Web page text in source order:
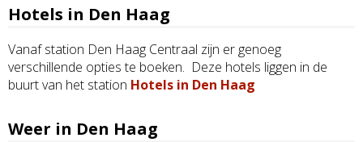
Hotels in Den Haag
Vanaf station Den Haag Centraal zijn er genoeg
verschillende opties te boeken. Deze hotels liggen in de
buurt van het station Hotels in Den Haag
Weer in Den Haag